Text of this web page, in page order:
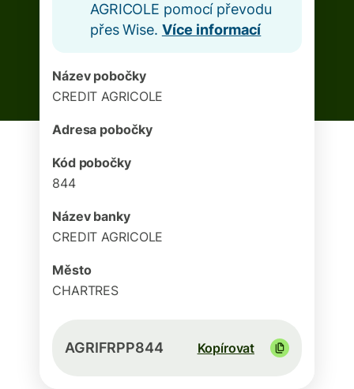
AGRICOLE pomocí převodu
přes Wise. Více informací
Název pobočky
CREDIT AGRICOLE
Adresa pobočky
Kód pobočky
844
Název banky
CREDIT AGRICOLE
Město
CHARTRES
AGRIFRPP844 Kopírovat